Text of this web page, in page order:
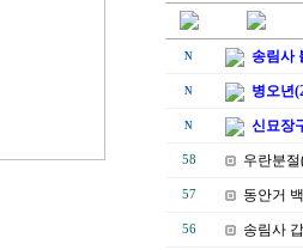
N 송림사
N 병오년
N 신묘장
58 우란분
57 동안거
56 송림사